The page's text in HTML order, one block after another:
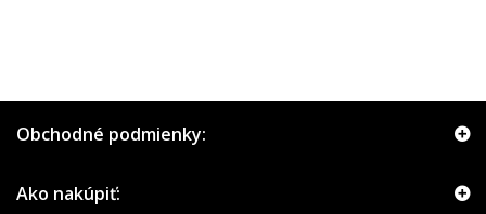
Obchodné podmienky:
Ako nakúpiť: